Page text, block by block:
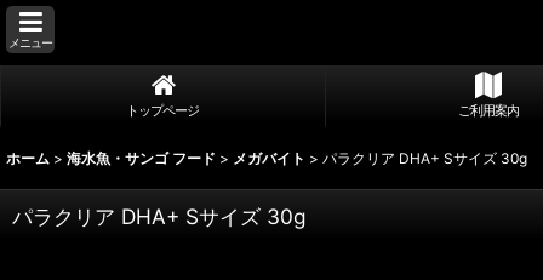
メニュー
トップページ ご利用案内
ホーム > 海水魚・サンゴ フード > メガバイト > パラクリア DHA+ Sサイズ 30g
パラクリア DHA+ Sサイズ 30g